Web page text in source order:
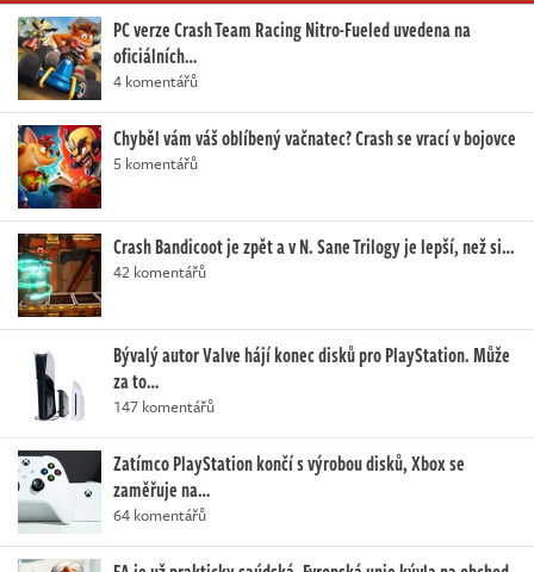
PC verze Crash Team Racing Nitro-Fueled uvedena na
oficiálních…
4 komentářů
Chyběl vám váš oblíbený vačnatec? Crash se vrací v bojovce
5 komentářů
Crash Bandicoot je zpět a v N. Sane Trilogy je lepší, než si…
42 komentářů
Bývalý autor Valve hájí konec disků pro PlayStation. Může
za to…
147 komentářů
Zatímco PlayStation končí s výrobou disků, Xbox se
zaměřuje na…
64 komentářů